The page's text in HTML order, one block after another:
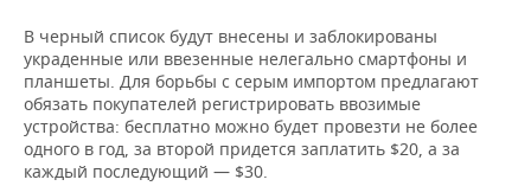
В черный список будут внесены и заблокированы
украденные или ввезенные нелегально смартфоны и
планшеты. Для борьбы с серым импортом предлагают
обязать покупателей регистрировать ввозимые
устройства: бесплатно можно будет провезти не более
одного в год, за второй придется заплатить $20, а за
каждый последующий — $30.